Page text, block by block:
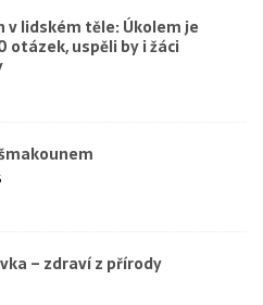
v lidském těle: Úkolem je
otázek, uspěli by i žáci
– zdraví z přírody